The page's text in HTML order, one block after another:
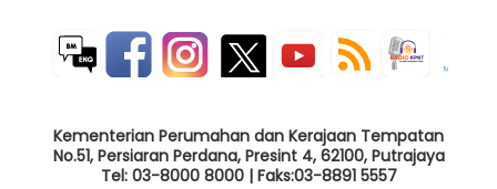
Kementerian Perumahan dan Kerajaan Tempatan
No.51, Persiaran Perdana, Presint 4, 62100, Putrajaya
Tel: 03-8000 8000 | Faks:03-8891 5557